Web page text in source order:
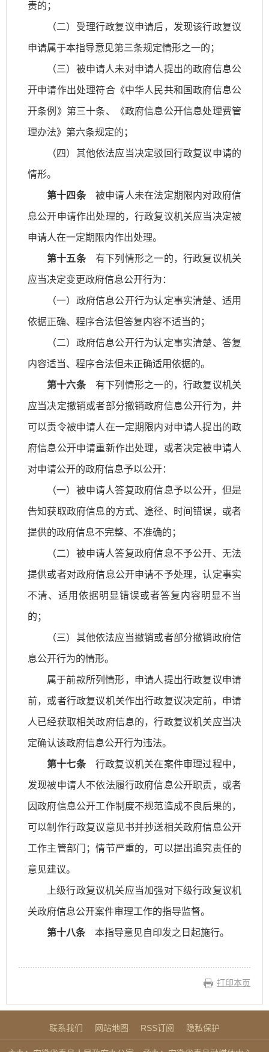
责的；
（二）受理行政复议申请后，发现该行政复议
申请属于本指导意见第三条规定情形之一的；
（三）被申请人未对申请人提出的政府信息公
开申请作出处理符合《中华人民共和国政府信息公
开条例》第三十条、《政府信息公开信息处理费管
理办法》第六条规定的；
（四）其他依法应当决定驳回行政复议申请的
情形。
第十四条被申请人未在法定期限内对政府信
息公开申请作出处理的，行政复议机关应当决定被
申请人在一定期限内作出处理。
第十五条有下列情形之一的，行政复议机关
应当决定变更政府信息公开行为：
（一）政府信息公开行为认定事实清楚、适用
依据正确、程序合法但答复内容不适当的；
（二）政府信息公开行为认定事实清楚、答复
内容适当、程序合法但未正确适用依据的。
第十六条有下列情形之一的，行政复议机关
应当决定撤销或者部分撤销政府信息公开行为，并
可以责令被申请人在一定期限内对申请人提出的政
府信息公开申请重新作出处理，或者决定被申请人
对申请公开的政府信息予以公开：
（一）被申请人答复政府信息予以公开，但是
告知获取政府信息的方式、途径、时间错误，或者
提供的政府信息不完整、不准确的；
（二）被申请人答复政府信息不予公开、无法
提供或者对政府信息公开申请不予处理，认定事实
不清、适用依据明显错误或者答复内容明显不当
的；
（三）其他依法应当撤销或者部分撤销政府信
息公开行为的情形。
属于前款所列情形，申请人提出行政复议申请
前，或者行政复议机关作出行政复议决定前，申请
人已经获取相关政府信息的，行政复议机关应当决
定确认该政府信息公开行为违法。
第十七条行政复议机关在案件审理过程中，
发现被申请人不依法履行政府信息公开职责，或者
因政府信息公开工作制度不规范造成不良后果的，
可以制作行政复议意见书并抄送相关政府信息公开
工作主管部门；情节严重的，可以提出追究责任的
意见建议。
上级行政复议机关应当加强对下级行政复议机
关政府信息公开案件审理工作的指导监督。
第十八条本指导意见自印发之日起施行。
打印本页
联系我们 网站地图 RSS订阅 隐私保护